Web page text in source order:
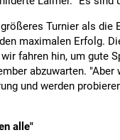
Turnier als die
maximalen Erfolg.
fahren hin, um gute
abzuwarten.
und werden
alle"